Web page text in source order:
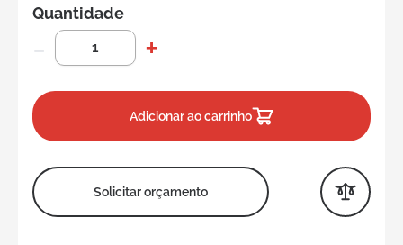
Quantidade
Adicionar ao carrinho
Solicitar orçamento